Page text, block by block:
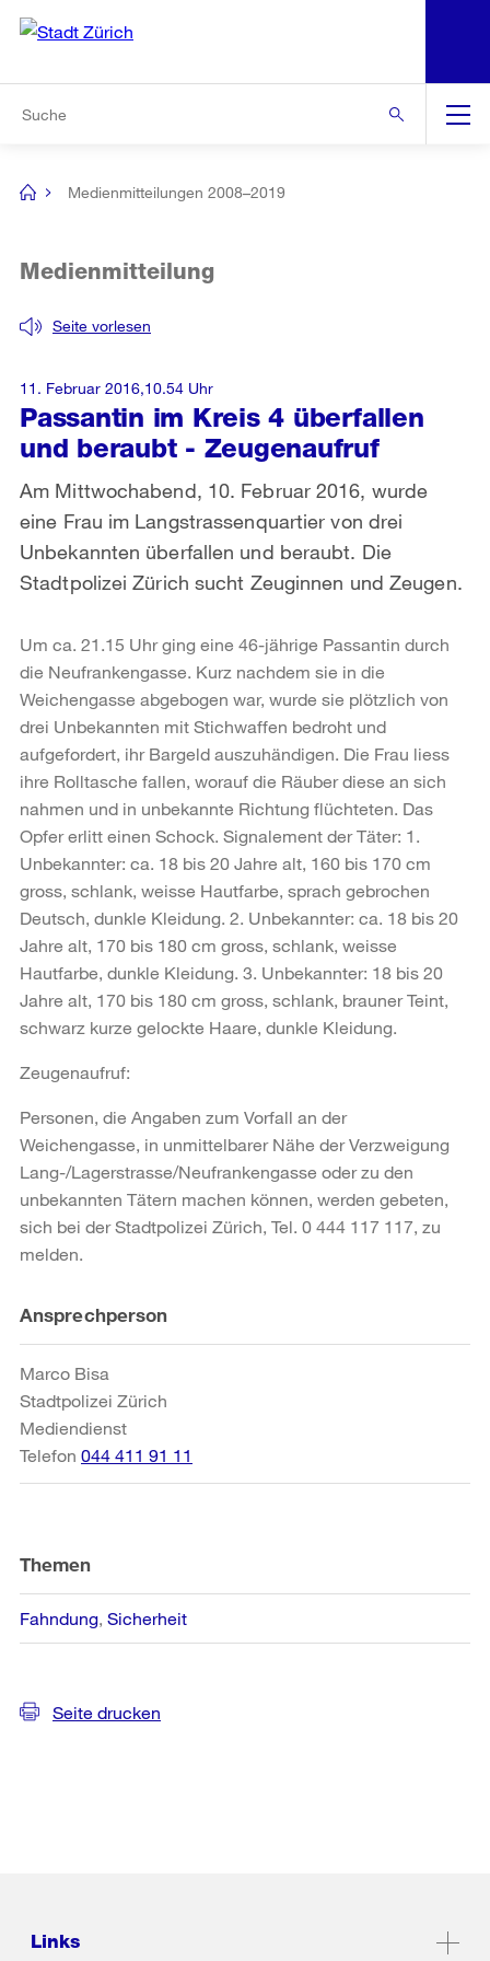
Navigation
[no
Medienmitteilungen 2008–2019
Passantin im Kreis 4 überfallen
und beraubt - Zeugenaufruf
Seite vorlesen
Medienmitteilung
Am Mittwochabend, 10. Februar 2016, wurde
eine Frau im Langstrassenquartier von drei
Unbekannten überfallen und beraubt. Die
Stadtpolizei Zürich sucht Zeuginnen und Zeugen.
11. Februar 2016,10.54 Uhr
Um ca. 21.15 Uhr ging eine 46-jährige Passantin durch
die Neufrankengasse. Kurz nachdem sie in die
Weichengasse abgebogen war, wurde sie plötzlich von
drei Unbekannten mit Stichwaffen bedroht und
aufgefordert, ihr Bargeld auszuhändigen. Die Frau liess
ihre Rolltasche fallen, worauf die Räuber diese an sich
nahmen und in unbekannte Richtung flüchteten. Das
Opfer erlitt einen Schock. Signalement der Täter: 1.
Unbekannter: ca. 18 bis 20 Jahre alt, 160 bis 170 cm
gross, schlank, weisse Hautfarbe, sprach gebrochen
Deutsch, dunkle Kleidung. 2. Unbekannter: ca. 18 bis 20
Jahre alt, 170 bis 180 cm gross, schlank, weisse
Hautfarbe, dunkle Kleidung. 3. Unbekannter: 18 bis 20
Jahre alt, 170 bis 180 cm gross, schlank, brauner Teint,
schwarz kurze gelockte Haare, dunkle Kleidung.
Zeugenaufruf:
Personen, die Angaben zum Vorfall an der
Weichengasse, in unmittelbarer Nähe der Verzweigung
Lang-/Lagerstrasse/Neufrankengasse oder zu den
unbekannten Tätern machen können, werden gebeten,
sich bei der Stadtpolizei Zürich, Tel. 0 444 117 117, zu
melden.
Weitere
Informationen
Ansprechperson
Marco Bisa
Stadtpolizei Zürich
Mediendienst
Telefon 044 411 91 11
Themen
Fahndung Sicherheit
Seite drucken
Links